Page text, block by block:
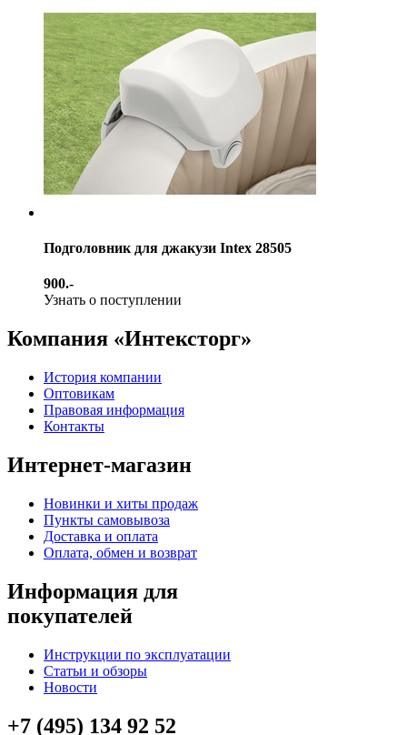
Подголовник для джакузи Intex 28505
900.-
Узнать о поступлении
Компания «Интексторг»
История компании
Оптовикам
Правовая информация
Контакты
Интернет-магазин
Новинки и хиты продаж
Пункты самовывоза
Доставка и оплата
Оплата, обмен и возврат
Информация для
покупателей
Инструкции по эксплуатации
Статьи и обзоры
Новости
+7 (495) 134 92 52